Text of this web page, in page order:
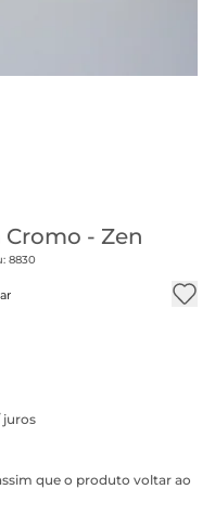
- Zen
8830
juros
que o produto voltar ao